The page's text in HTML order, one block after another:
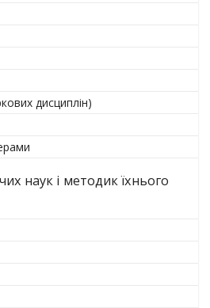
дисциплін)
наук і методик їхнього